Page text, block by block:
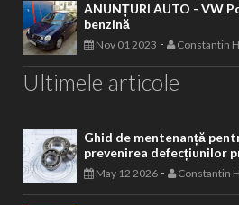
ANUNȚURI AUTO - VW
benzină
Nov 01 2023 - Constantin
Ultimele articole
Ghid de mentenanță
prevenirea defecțiunilor
May 12 2026 - Constantin